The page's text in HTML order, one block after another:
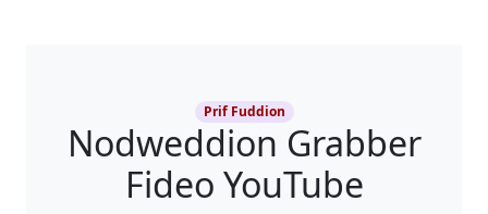
Prif Fuddion
Nodweddion Grabber
Fideo YouTube